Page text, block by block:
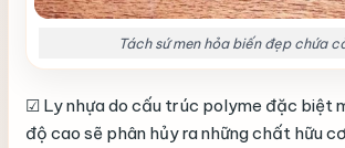
Tách sứ men hỏa biến đẹp chứa
☑ Ly nhựa do cấu trúc polyme đặc biệt
độ cao sẽ phân hủy ra những chất hữu